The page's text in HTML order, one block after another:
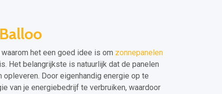
het een goed idee is om zonnepanelen
Het belangrijkste is natuurlijk dat de panelen
opleveren. Door eigenhandig energie op te
van je energiebedrijf te verbruiken, waardoor